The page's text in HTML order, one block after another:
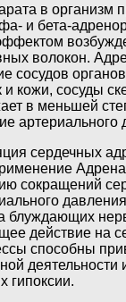
в организм
и бета-
волокон.
сосудов
кожи, сосуды
в меньшей
артериального
сердечных
сокращений
блуждающих
действие на
способны
деятельности
гипоксии.